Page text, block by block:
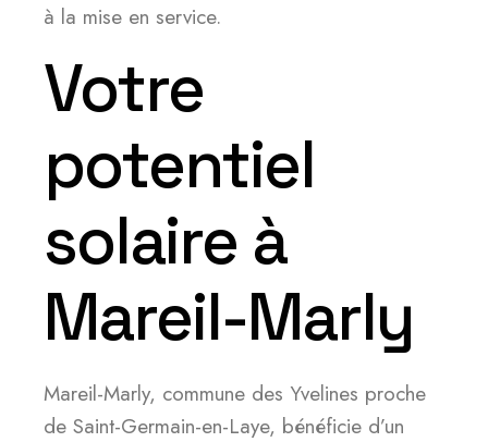
à la mise en service.
Votre
potentiel
solaire à
Mareil-Marly
Mareil-Marly, commune des Yvelines proche
de Saint-Germain-en-Laye, bénéficie d’un